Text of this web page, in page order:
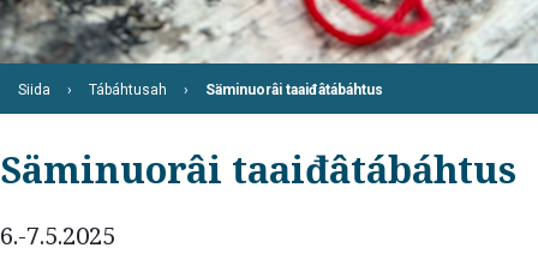
Siida Tábáhtusah Säminuorâi taaiđâtábáhtus
Säminuorâi taaiđâtábáhtus
6.-7.5.2025